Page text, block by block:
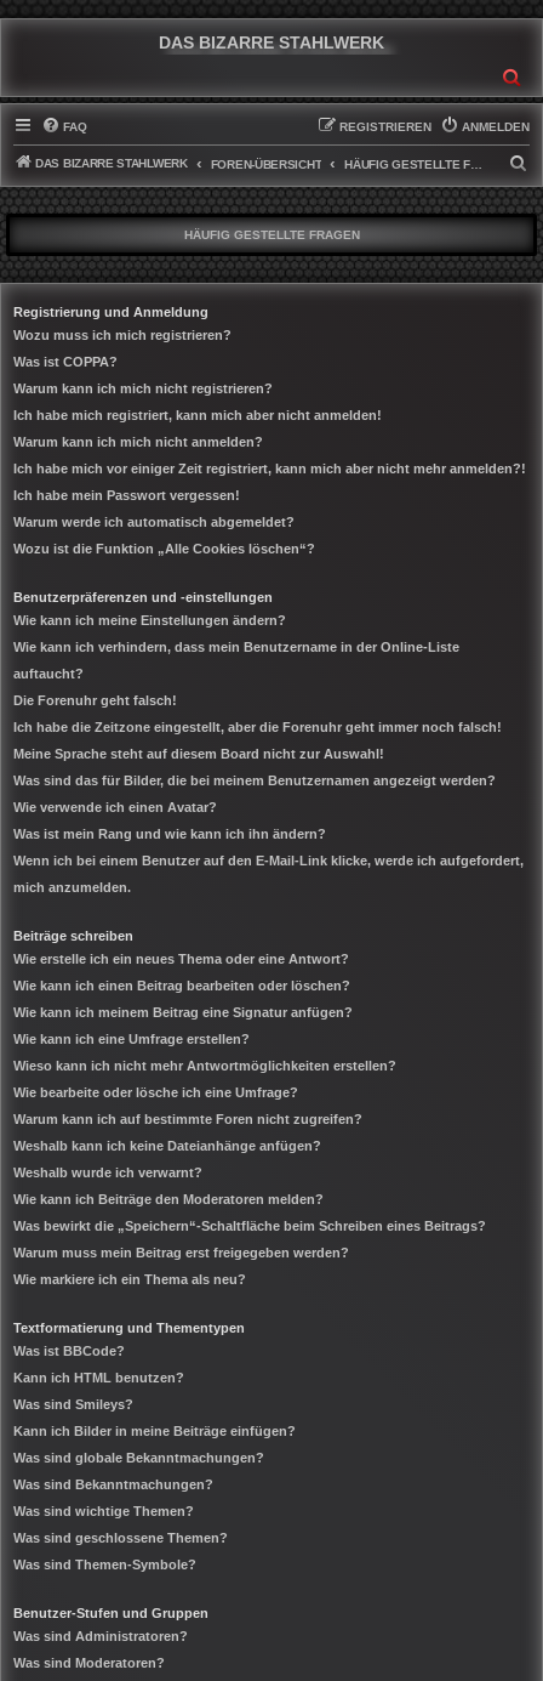
DAS BIZARRE STAHLWERK
FAQ ANMELDEN
REGISTRIEREN
DAS BIZARRE STAHLWERK FOREN-ÜBERSICHT HÄUFIG GESTELLTE FRAGEN
U
C
H
E
HÄUFIG GESTELLTE FRAGEN
Registrierung und Anmeldung
Wozu muss ich mich registrieren?
Was ist COPPA?
Warum kann ich mich nicht registrieren?
Ich habe mich registriert, kann mich aber nicht anmelden!
Warum kann ich mich nicht anmelden?
Ich habe mich vor einiger Zeit registriert, kann mich aber nicht mehr anmelden?!
Ich habe mein Passwort vergessen!
Warum werde ich automatisch abgemeldet?
Wozu ist die Funktion „Alle Cookies löschen“?
Benutzerpräferenzen und -einstellungen
Wie kann ich meine Einstellungen ändern?
Wie kann ich verhindern, dass mein Benutzername in der Online-Liste
auftaucht?
Die Forenuhr geht falsch!
Ich habe die Zeitzone eingestellt, aber die Forenuhr geht immer noch falsch!
Meine Sprache steht auf diesem Board nicht zur Auswahl!
Was sind das für Bilder, die bei meinem Benutzernamen angezeigt werden?
Wie verwende ich einen Avatar?
Was ist mein Rang und wie kann ich ihn ändern?
Wenn ich bei einem Benutzer auf den E-Mail-Link klicke, werde ich aufgefordert,
mich anzumelden.
Beiträge schreiben
Wie erstelle ich ein neues Thema oder eine Antwort?
Wie kann ich einen Beitrag bearbeiten oder löschen?
Wie kann ich meinem Beitrag eine Signatur anfügen?
Wie kann ich eine Umfrage erstellen?
Wieso kann ich nicht mehr Antwortmöglichkeiten erstellen?
Wie bearbeite oder lösche ich eine Umfrage?
Warum kann ich auf bestimmte Foren nicht zugreifen?
Weshalb kann ich keine Dateianhänge anfügen?
Weshalb wurde ich verwarnt?
Wie kann ich Beiträge den Moderatoren melden?
Was bewirkt die „Speichern“-Schaltfläche beim Schreiben eines Beitrags?
Warum muss mein Beitrag erst freigegeben werden?
Wie markiere ich ein Thema als neu?
Textformatierung und Thementypen
Was ist BBCode?
Kann ich HTML benutzen?
Was sind Smileys?
Kann ich Bilder in meine Beiträge einfügen?
Was sind globale Bekanntmachungen?
Was sind Bekanntmachungen?
Was sind wichtige Themen?
Was sind geschlossene Themen?
Was sind Themen-Symbole?
Benutzer-Stufen und Gruppen
Was sind Administratoren?
Was sind Moderatoren?